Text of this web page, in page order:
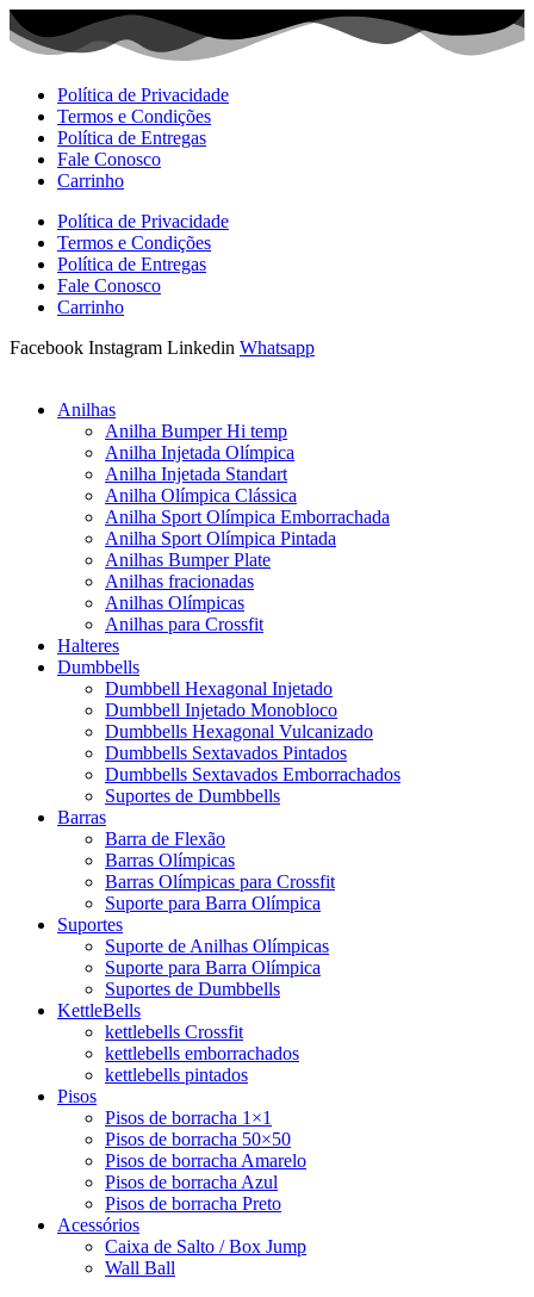
Ir
para
Política de Privacidade
Termos e Condições
Política de Entregas
Fale Conosco
Carrinho
Política de Privacidade
Termos e Condições
Política de Entregas
Fale Conosco
Carrinho
Facebook Instagram Linkedin Whatsapp
Anilhas
Anilha Bumper Hi temp
Anilha Injetada Olímpica
Anilha Injetada Standart
Anilha Olímpica Clássica
Anilha Sport Olímpica Emborrachada
Anilha Sport Olímpica Pintada
Anilhas Bumper Plate
Anilhas fracionadas
Anilhas Olímpicas
Anilhas para Crossfit
Halteres
Dumbbells
Dumbbell Hexagonal Injetado
Dumbbell Injetado Monobloco
Dumbbells Hexagonal Vulcanizado
Dumbbells Sextavados Pintados
Dumbbells Sextavados Emborrachados
Suportes de Dumbbells
Barras
Barra de Flexão
Barras Olímpicas
Barras Olímpicas para Crossfit
Suporte para Barra Olímpica
Suportes
Suporte de Anilhas Olímpicas
Suporte para Barra Olímpica
Suportes de Dumbbells
KettleBells
kettlebells Crossfit
kettlebells emborrachados
kettlebells pintados
Pisos
Pisos de borracha 1×1
Pisos de borracha 50×50
Pisos de borracha Amarelo
Pisos de borracha Azul
Pisos de borracha Preto
Acessórios
Caixa de Salto / Box Jump
Wall Ball